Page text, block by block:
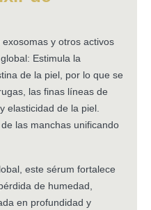
y otros activos
Estimula la
de la piel, por lo que se
las finas líneas de
elasticidad de la piel.
las manchas unificando
este sérum fortalece
de humedad,
en profundidad y